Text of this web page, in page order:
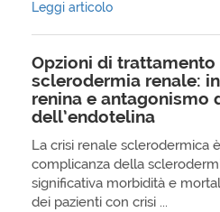
Leggi articolo
Opzioni di trattamento
sclerodermia renale:
renina e antagonismo
dell’endotelina
La crisi renale sclerodermica
complicanza della
significativa morbidità e
dei pazienti con crisi ...